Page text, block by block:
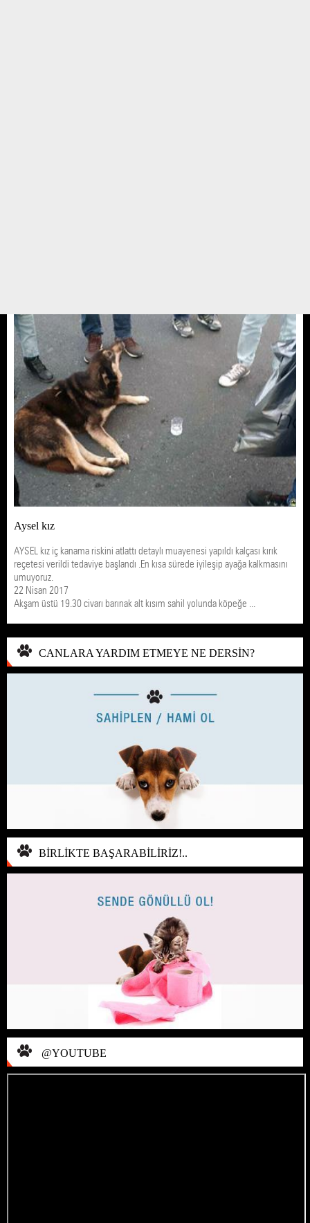
Aysel kız
AYSEL kız iç kanama riskini atlattı detaylı muayenesi yapıldı kalçası kırık
reçetesi verildi tedaviye başlandı .En kısa sürede iyileşip ayağa kalkmasını
umuyoruz.
22 Nisan 2017
Akşam üstü 19.30 civarı barınak alt kısım sahil yolunda köpeğe ...
CANLARA YARDIM ETMEYE NE DERSİN?
BİRLİKTE BAŞARABİLİRİZ!..
@YOUTUBE